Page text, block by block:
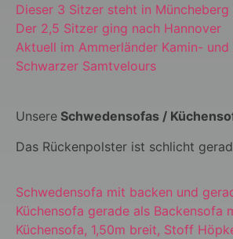
Dieser 3 Sitzer steht in
Der 2,5 Sitzer ging nach Hannover
Aktuell im Ammerländer Kamin-
Schwarzer Samtvelours
Unsere Schwedensofas /
Das Rückenpolster ist schlicht
Schwedensofa mit backen und
Küchensofa gerade als Backensofa
Küchensofa, 1,50m breit, Stoff